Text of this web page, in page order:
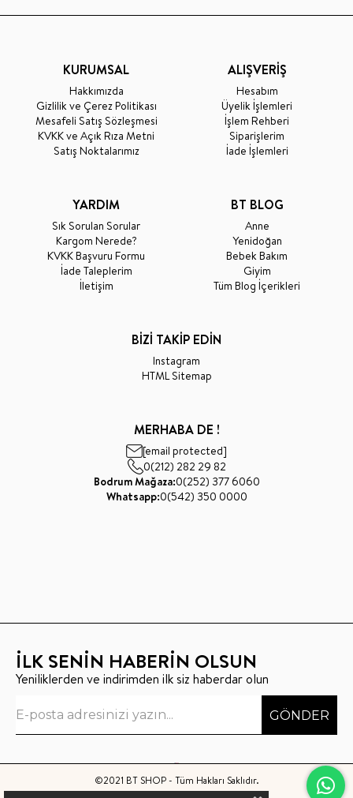
KURUMSAL
Hakkımızda
Gizlilik ve Çerez Politikası
Mesafeli Satış Sözleşmesi
KVKK ve Açık Rıza Metni
Satış Noktalarımız
ALIŞVERİŞ
Hesabım
Üyelik İşlemleri
İşlem Rehberi
Siparişlerim
İade İşlemleri
YARDIM
Sık Sorulan Sorular
Kargom Nerede?
KVKK Başvuru Formu
İade Taleplerim
İletişim
BT BLOG
Anne
Yenidoğan
Bebek Bakım
Giyim
Tüm Blog İçerikleri
BİZİ TAKİP EDİN
Instagram
HTML Sitemap
MERHABA DE !
[email protected]
0(212) 282 29 82
Bodrum Mağaza:0(252) 377 6060
Whatsapp:0(542) 350 0000
İLK SENİN HABERİN OLSUN
Yeniliklerden ve indirimden ilk siz haberdar olun
GÖNDER
©2021 BT SHOP - Tüm Hakları Saklıdır.